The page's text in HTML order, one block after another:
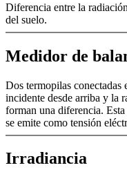
Diferencia entre la
del suelo.
Medidor de
Dos termopilas
incidente desde arriba y la
forman una diferencia.
se emite como tensión
Irradiancia